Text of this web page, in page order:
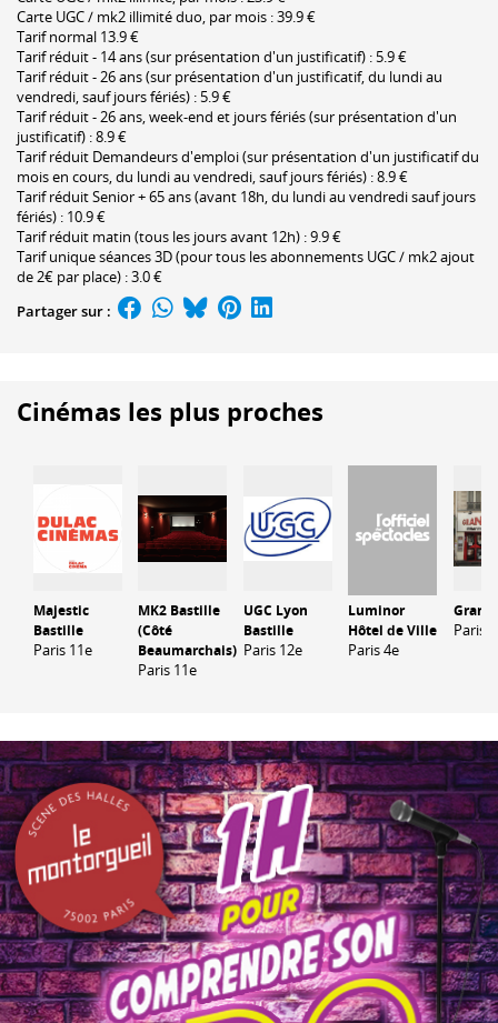
Carte UGC / mk2 illimité duo, par mois : 39.9 €
Tarif normal 13.9 €
Tarif réduit - 14 ans (sur présentation d'un justificatif) : 5.9 €
Tarif réduit - 26 ans (sur présentation d'un justificatif, du lundi au
vendredi, sauf jours fériés) : 5.9 €
Tarif réduit - 26 ans, week-end et jours fériés (sur présentation d'un
justificatif) : 8.9 €
Tarif réduit Demandeurs d'emploi (sur présentation d'un justificatif du
mois en cours, du lundi au vendredi, sauf jours fériés) : 8.9 €
Tarif réduit Senior + 65 ans (avant 18h, du lundi au vendredi sauf jours
fériés) : 10.9 €
Tarif réduit matin (tous les jours avant 12h) : 9.9 €
Tarif unique séances 3D (pour tous les abonnements UGC / mk2 ajout
de 2€ par place) : 3.0 €
Partager sur :
Cinémas les plus proches
Majestic
Bastille
Paris 11e
MK2 Bastille
(Côté
Beaumarchais)
Paris 11e
UGC Lyon
Bastille
Paris 12e
Luminor
Hôtel de Ville
Paris 4e
Paris